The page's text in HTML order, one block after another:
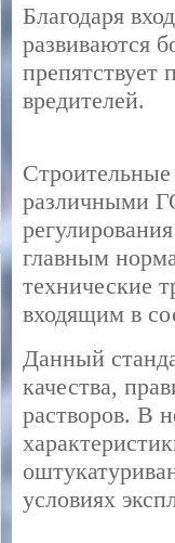
Благодаря
развиваются
вредителей.
Строительные
различными
главным
технические
входящим в
Данный
качества,
растворов. В
условиях